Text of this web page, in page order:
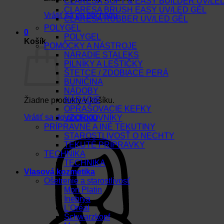
Vrátiť sa do obchodu
0
Košík
Žiadne produkty v košíku.
Vrátiť sa do obchodu
CLARESA BRUSH EASY UV/LED GÉL
CLARESA RUBBER UV/LED GÉL
POLYGEL
POLYGEL
POMÔCKY A NÁSTROJE
NÁRADIE STALEKS
PILNÍKY A LEŠTIČKY
ŠTETCE / ZDOBIACE PERÁ
BUNIČINA
NÁDOBY
NÁRADIE
OPRAŠOVACIE KEFKY
VZORKOVNÍKY
PRÍPRAVNÉ A INÉ TEKUTINY
STAROSTLIVOSŤ O NECHTY
TEKUTÉ PRÍPRAVKY
TECHNIKA
TECHNIKA
Vlasová kozmetika
Ošetrenie a starostlivosť
Mon Platin
Inebrya
L’Oréal
Schwarzkopf